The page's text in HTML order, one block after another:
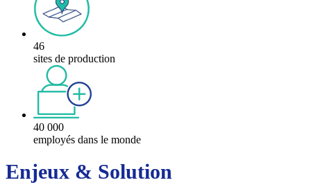
46
sites de production
40 000
employés dans le monde
Enjeux & Solution